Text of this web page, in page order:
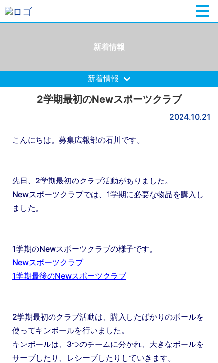
新着情報
新着情報
2学期最初のNewスポーツクラブ
2024.10.21
こんにちは。募集広報部の石川です。
先日、2学期最初のクラブ活動がありました。
Newスポーツクラブでは、1学期に必要な物品を購入し
ました。
1学期のNewスポーツクラブの様子です。
Newスポーツクラブ
1学期最後のNewスポーツクラブ
2学期最初のクラブ活動は、購入したばかりのボールを
使ってキンボールを行いました。
キンボールは、3つのチームに分かれ、大きなボールを
サーブしたり、レシーブしたりしていきます。